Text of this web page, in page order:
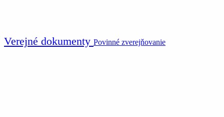
Verejné dokumenty Povinné zverejňovanie